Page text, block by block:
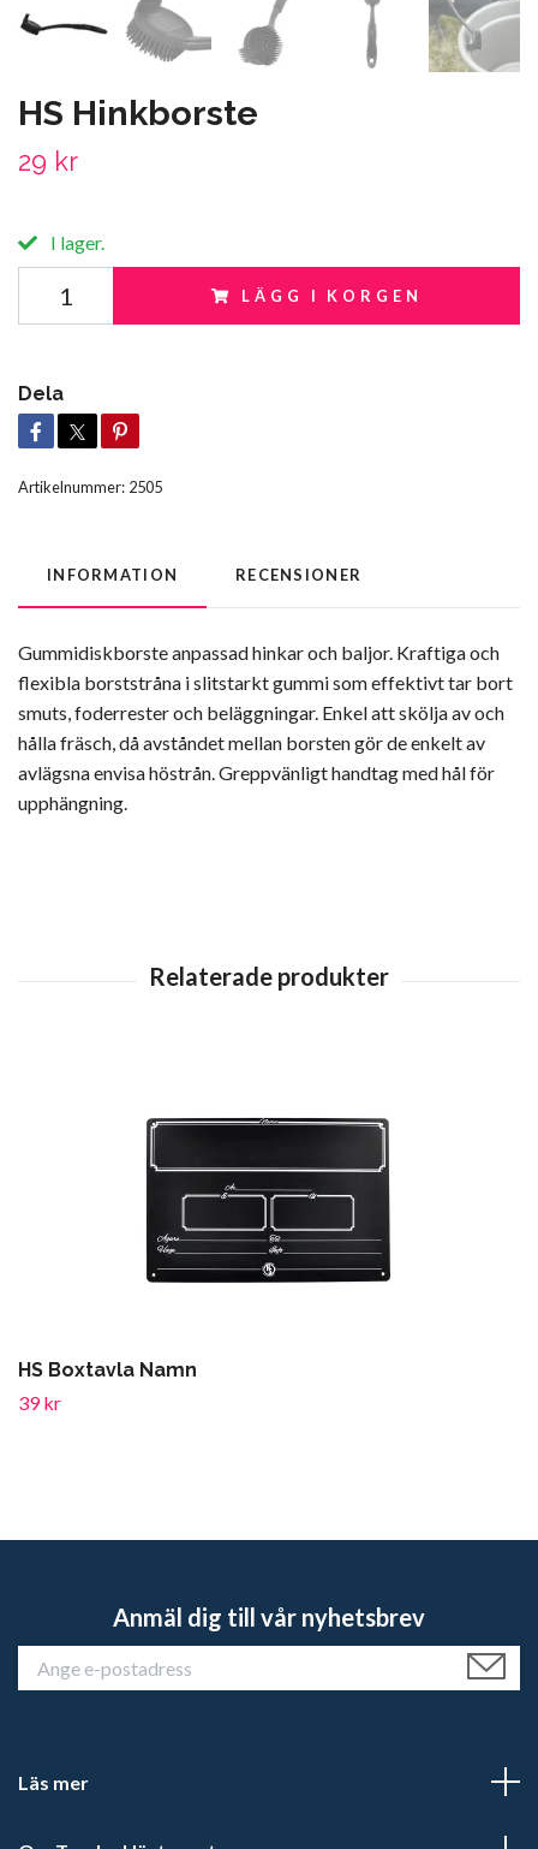
HS Hinkborste
29 kr
I lager.
LÄGG I KORGEN
Dela
Artikelnummer: 2505
INFORMATION RECENSIONER
Gummidiskborste anpassad hinkar och baljor. Kraftiga och
flexibla borststråna i slitstarkt gummi som effektivt tar bort
smuts, foderrester och beläggningar. Enkel att skölja av och
hålla fräsch, då avståndet mellan borsten gör de enkelt av
avlägsna envisa höstrån. Greppvänligt handtag med hål för
upphängning.
HS Boxtavla Namn
39 kr
Anmäl dig till vår nyhetsbrev
Läs mer